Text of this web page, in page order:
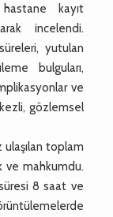
kayıt
incelendi.
yutulan
bulguları,
ve
gözlemsel
ulaşılan toplam
ve mahkumdu.
8 saat ve